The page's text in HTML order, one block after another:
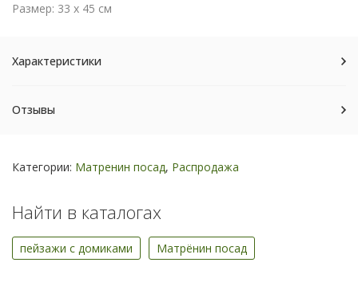
Размер: 33 х 45 см
Характеристики
Отзывы
Категории: Матренин посад, Распродажа
Найти в каталогах
пейзажи с домиками Матрёнин посад